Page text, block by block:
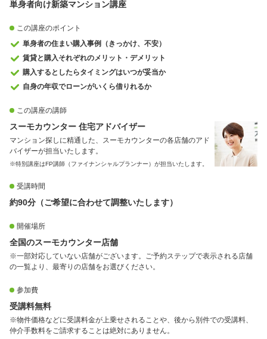
単身者向け新築マンション講座
この講座のポイント
単身者の住まい購入事例（きっかけ、不安）
賃貸と購入それぞれのメリット・デメリット
購入するとしたらタイミングはいつが妥当か
自身の年収でローンがいくら借りれるか
この講座の講師
スーモカウンター 住宅アドバイザー
マンション探しに精通した、スーモカウンターの各店舗のアド
バイザーが担当いたします。
※特別講座はFP講師（ファイナンシャルプランナー）が担当いたします。
受講時間
約90分（ご希望に合わせて調整いたします）
開催場所
全国のスーモカウンター店舗
※一部対応していない店舗がございます。ご予約ステップで表示される店舗
の一覧より、最寄りの店舗をお選びください。
参加費
受講料無料
※物件価格などに受講料金が上乗せされることや、後から別件での受講料、
仲介手数料をご請求することは絶対にありません。